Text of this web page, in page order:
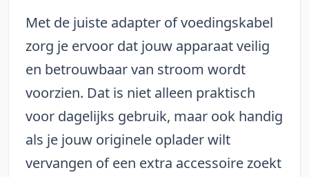
Met de juiste adapter of voedingskabel
zorg je ervoor dat jouw apparaat veilig
en betrouwbaar van stroom wordt
voorzien. Dat is niet alleen praktisch
voor dagelijks gebruik, maar ook handig
als je jouw originele oplader wilt
vervangen of een extra accessoire zoekt